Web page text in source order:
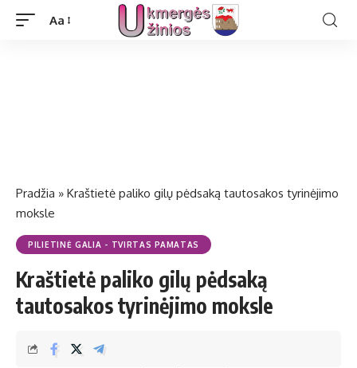
Aa
Pradžia » Kraštietė paliko gilų pėdsaką tautosakos tyrinėjimo
moksle
PILIETINĖ GALIA - TVIRTAS PAMATAS
Kraštietė paliko gilų pėdsaką
tautosakos tyrinėjimo moksle